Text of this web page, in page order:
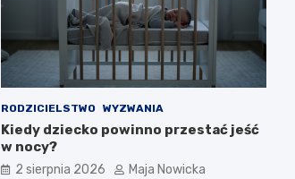
RODZICIELSTWO WYZWANIA
Kiedy dziecko powinno przestać jeść
w nocy?
2 sierpnia 2026 Maja Nowicka